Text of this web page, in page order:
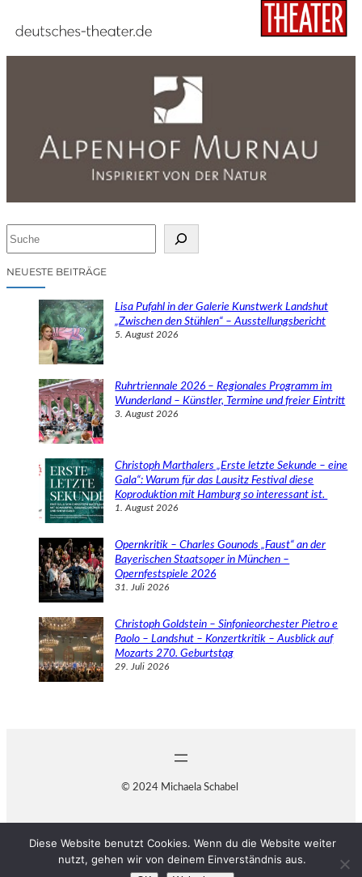
cNEUESTE BEITRÄGE
Lisa Pufahl in der Galerie Kunstwerk Landshut
„Zwischen den Stühlen“ – Ausstellungsbericht
5. August 2026
Ruhrtriennale 2026 – Regionales Programm im
Wunderland – Künstler, Termine und freier Eintritt
3. August 2026
Christoph Marthalers „Erste letzte Sekunde – eine
Gala“: Warum für das Lausitz Festival diese
Koproduktion mit Hamburg so interessant ist.
1. August 2026
Opernkritik – Charles Gounods „Faust“ an der
Bayerischen Staatsoper in München –
Opernfestspiele 2026
31. Juli 2026
Christoph Goldstein – Sinfonieorchester Pietro e
Paolo – Landshut – Konzertkritik – Ausblick auf
Mozarts 270. Geburtstag
29. Juli 2026
© 2024 Michaela Schabel
Diese Website benutzt Cookies. Wenn du die Website weiter
nutzt, gehen wir von deinem Einverständnis aus.